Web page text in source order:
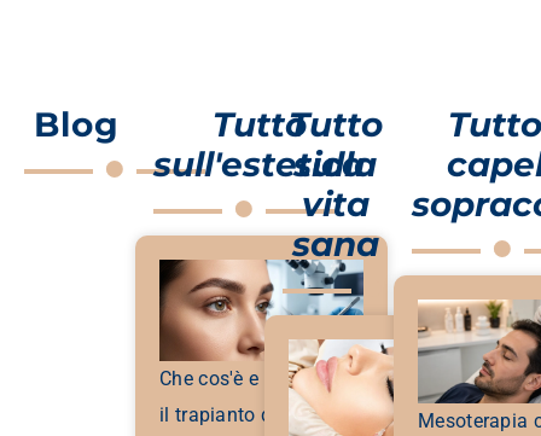
Blog
Tutto
sull'estetica
Che cos'è e come si fa
il trapianto di
Tutto
sulla
vita
sana
Mesoterapia